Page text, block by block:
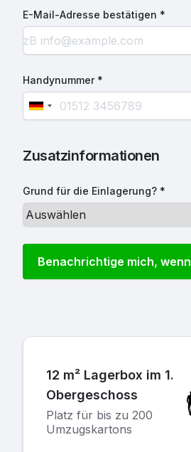
E-Mail-Adresse bestätigen *
Handynummer *
Zusatzinformationen
Grund für die Einlagerung? *
12 m² Lagerbox im 1.
Obergeschoss
Platz für bis zu 200
Umzugskartons